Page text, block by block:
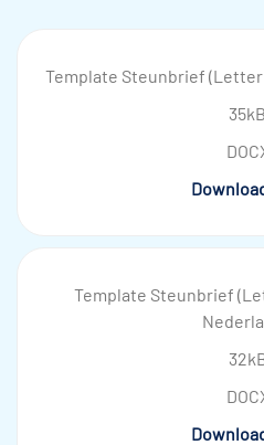
Template Steunbrief
35kB
Template Steunbrief